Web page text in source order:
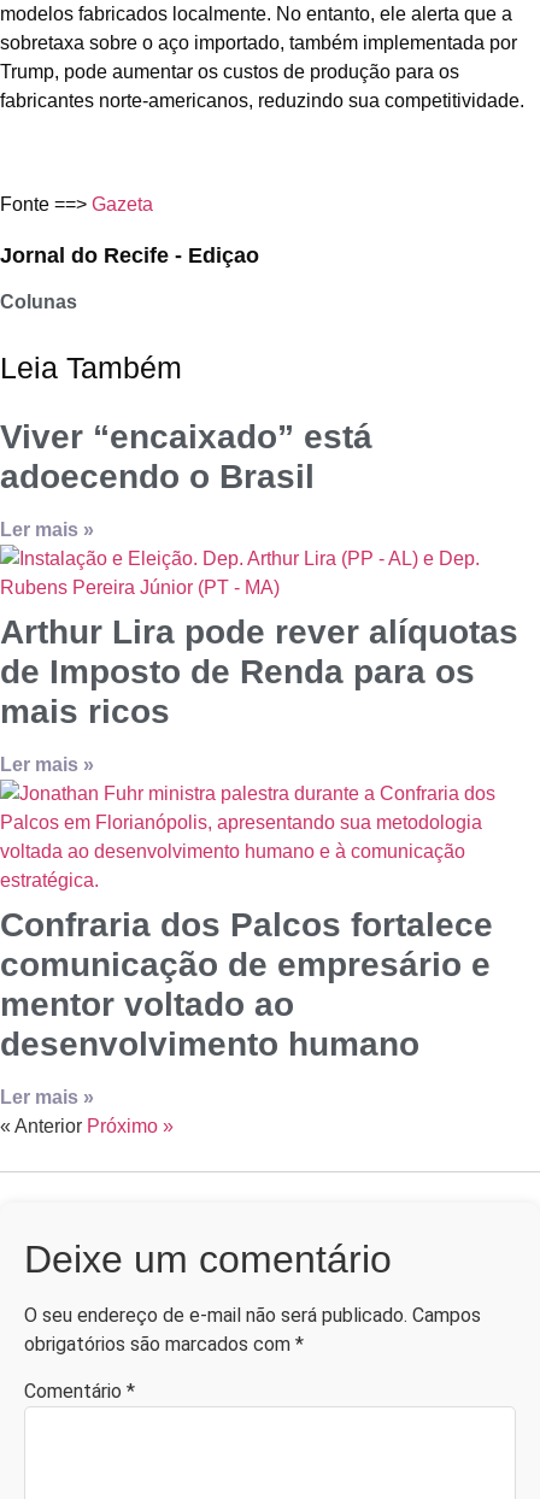
modelos fabricados localmente. No entanto, ele alerta que a
sobretaxa sobre o aço importado, também implementada por
Trump, pode aumentar os custos de produção para os
fabricantes norte-americanos, reduzindo sua competitividade.
Fonte ==> Gazeta
Jornal do Recife - Ediçao
Colunas
Leia Também
Viver “encaixado” está
adoecendo o Brasil
Ler mais »
Arthur Lira pode rever alíquotas
de Imposto de Renda para os
mais ricos
Ler mais »
Confraria dos Palcos fortalece
comunicação de empresário e
mentor voltado ao
desenvolvimento humano
Ler mais »
« Anterior Próximo »
Deixe um comentário
O seu endereço de e-mail não será publicado. Campos
obrigatórios são marcados com *
Comentário *